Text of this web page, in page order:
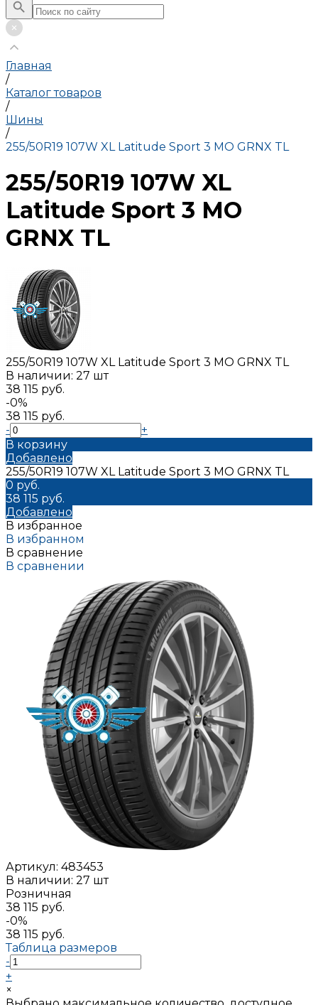
Главная
/
Каталог товаров
/
Шины
/
255/50R19 107W XL Latitude Sport 3 MO GRNX TL
255/50R19 107W XL
Latitude Sport 3 MO
GRNX TL
255/50R19 107W XL Latitude Sport 3 MO GRNX TL
В наличии: 27 шт
38 115 руб.
-0%
38 115 руб.
-
+
В корзину
Добавлено
255/50R19 107W XL Latitude Sport 3 MO GRNX TL
0 руб.
38 115 руб.
Добавлено
В избранное
В избранном
В сравнение
В сравнении
Артикул: 483453
В наличии: 27 шт
Розничная
38 115 руб.
-0%
38 115 руб.
Таблица размеров
-
+
×